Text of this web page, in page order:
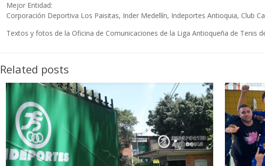
Mejor Entidad:
Corporación Deportiva Los Paisitas, Inder Medellín, Indeportes Antioquia, Club
Textos y fotos de la Oficina de Comunicaciones de la Liga Antioqueña de Tenis
Related posts